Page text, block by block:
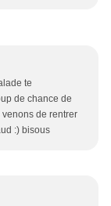
te
de chance de
de rentrer
:) bisous